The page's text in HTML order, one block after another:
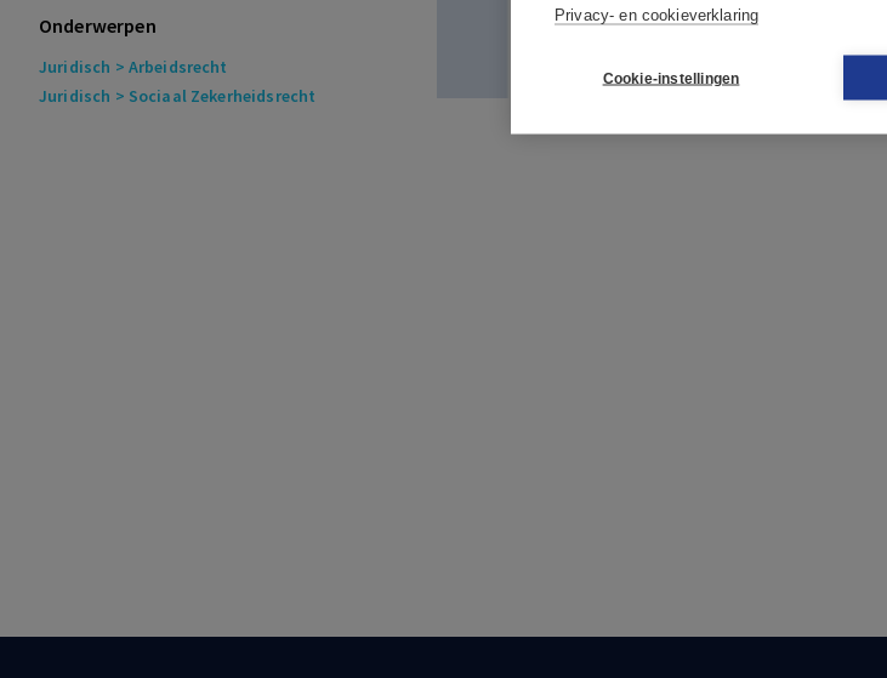
Privacy- en cookieverklaring
Cookie-instellingen
Onderwerpen
Juridisch > Arbeidsrecht
Juridisch > Sociaal Zekerheidsrecht